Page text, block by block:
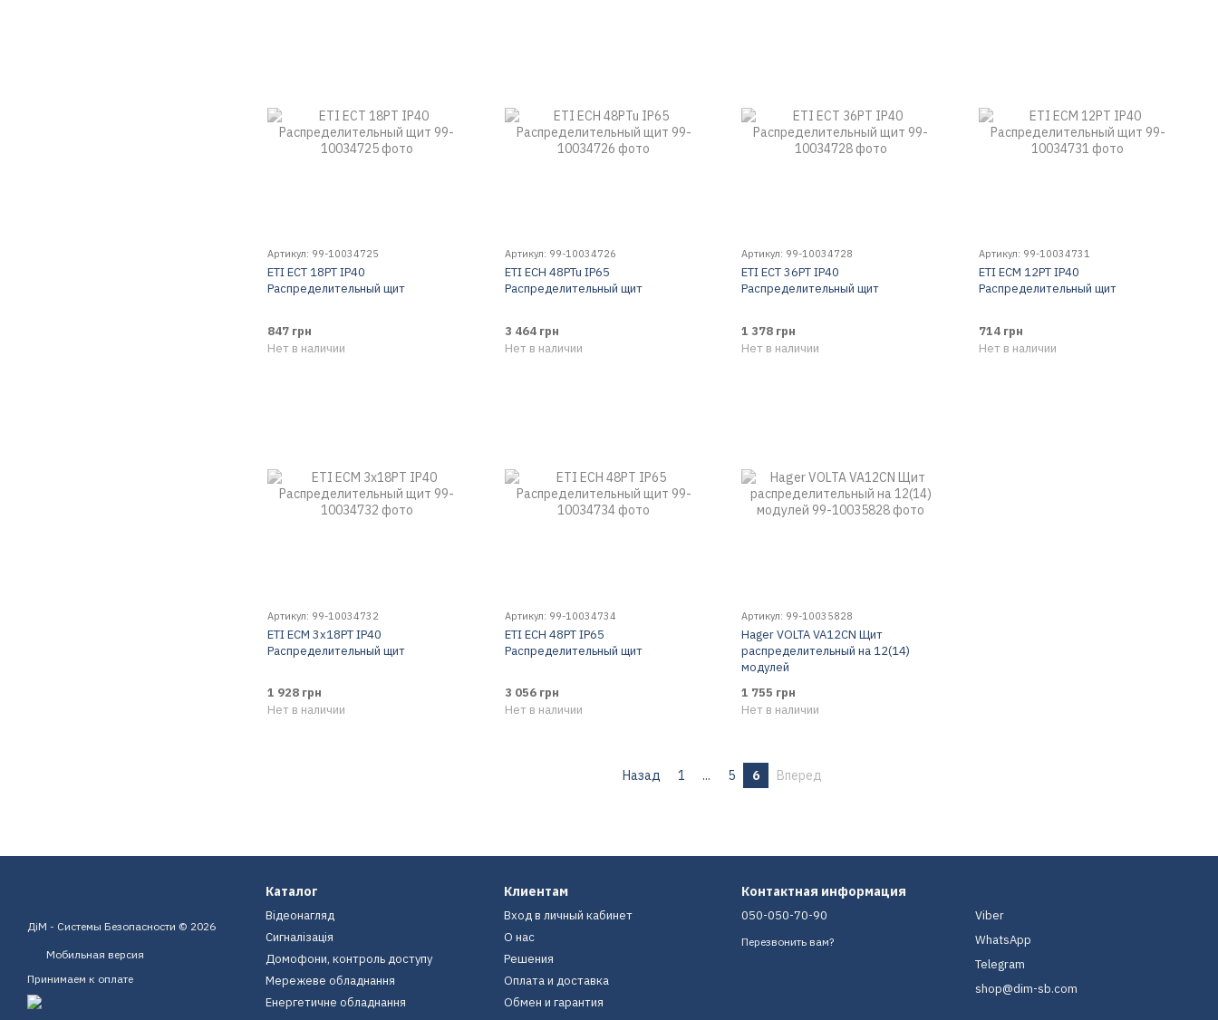
Артикул: 99-10034725
ETI ECT 18PT IP40
Распределительный щит
847 грн
Нет в наличии
Артикул: 99-10034726
ETI ЕСН 48PTu IP65
Распределительный щит
3 464 грн
Нет в наличии
Артикул: 99-10034728
ETI ECT 36PT IP40
Распределительный щит
1 378 грн
Нет в наличии
Артикул: 99-10034731
ETI ECM 12PT IP40
Распределительный щит
714 грн
Нет в наличии
Артикул: 99-10034732
ETI ECM 3x18PT IP40
Распределительный щит
1 928 грн
Нет в наличии
Артикул: 99-10034734
ETI ЕСН 48PT IP65
Распределительный щит
3 056 грн
Нет в наличии
Артикул: 99-10035828
Hager VOLTA VA12CN Щит
распределительный на 12(14)
модулей
1 755 грн
Нет в наличии
Назад 1 ... 5 6 Вперед
ДіМ - Системы Безопасности © 2026
Мобильная версия
Принимаем к оплате
Каталог
Відеонагляд
Сигналізація
Домофони, контроль доступу
Мережеве обладнання
Енергетичне обладнання
Клиентам
Вход в личный кабинет
О нас
Решения
Оплата и доставка
Обмен и гарантия
Контактная информация
050-050-70-90
Перезвонить вам?
Viber
WhatsApp
Telegram
shop@dim-sb.com